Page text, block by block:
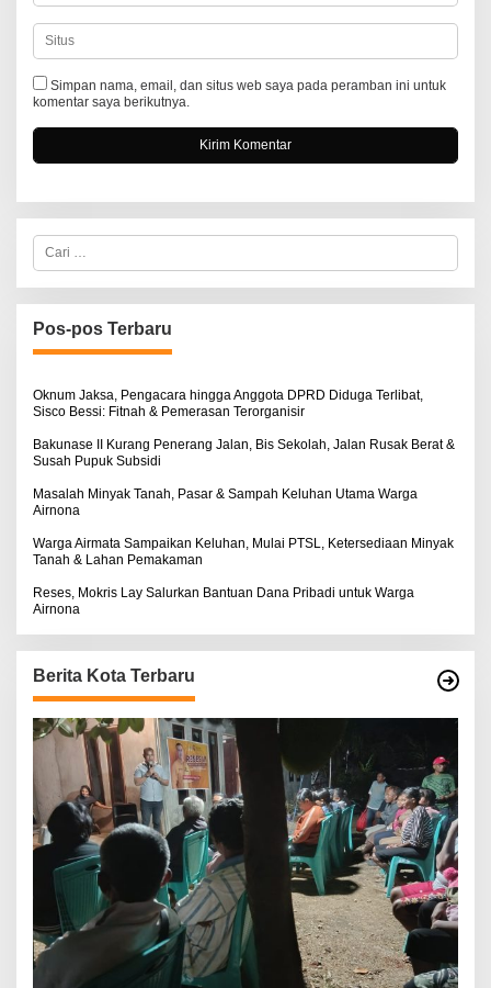
Simpan nama, email, dan situs web saya pada peramban ini untuk
komentar saya berikutnya.
C
r
i
u
n
u
:
Pos-pos Terbaru
Oknum Jaksa, Pengacara hingga Anggota DPRD Diduga Terlibat,
Sisco Bessi: Fitnah & Pemerasan Terorganisir
Bakunase II Kurang Penerang Jalan, Bis Sekolah, Jalan Rusak Berat &
Susah Pupuk Subsidi
Masalah Minyak Tanah, Pasar & Sampah Keluhan Utama Warga
Airnona
Warga Airmata Sampaikan Keluhan, Mulai PTSL, Ketersediaan Minyak
Tanah & Lahan Pemakaman
Reses, Mokris Lay Salurkan Bantuan Dana Pribadi untuk Warga
Airnona
Berita Kota Terbaru